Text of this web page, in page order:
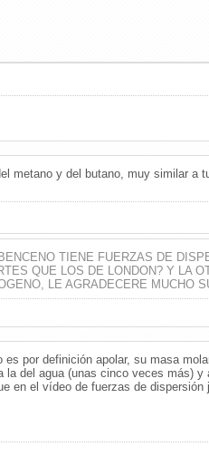
metano y del butano, muy similar a
TIENE FUERZAS DE
QUE LOS DE LONDON? Y LA
LE AGRADECERE MUCHO
por definición apolar, su masa
del agua (unas cinco veces más) y
en el vídeo de fuerzas de